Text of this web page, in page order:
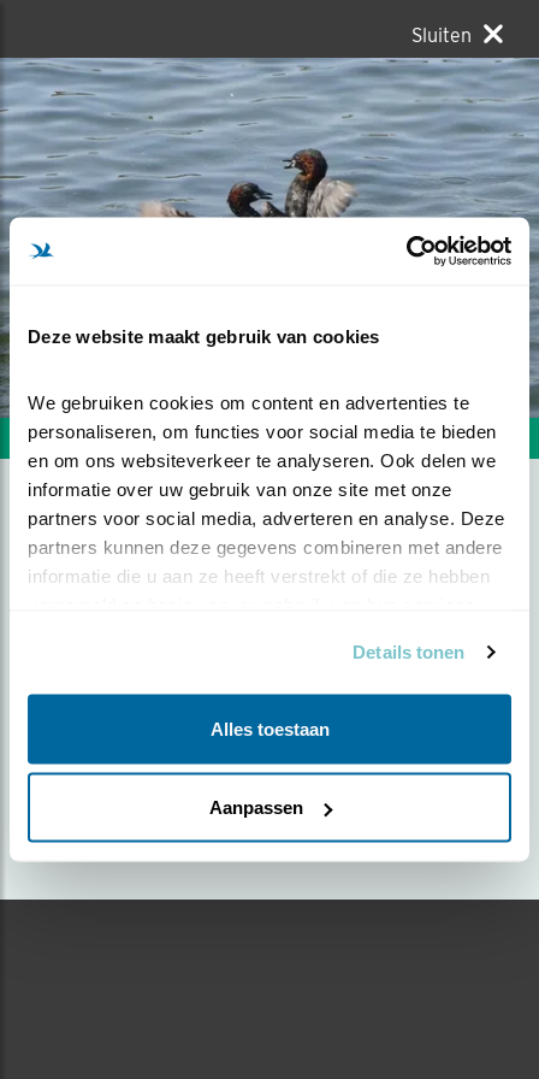
Deze website maakt gebruik van cookies
We gebruiken cookies om content en advertenties te
personaliseren, om functies voor social media te bieden
en om ons websiteverkeer te analyseren. Ook delen we
informatie over uw gebruik van onze site met onze
partners voor social media, adverteren en analyse. Deze
partners kunnen deze gegevens combineren met andere
informatie die u aan ze heeft verstrekt of die ze hebben
Details tonen
Alles toestaan
Aanpassen
Sluiten
Volgende foto Vorige foto
BOKSFINALE
Foto genomen in: Kennemerduinen, vogelplas